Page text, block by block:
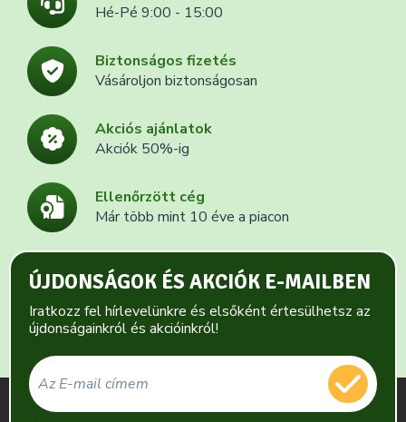
Hé-Pé 9:00 - 15:00
Biztonságos fizetés
Vásároljon biztonságosan
Akciós ajánlatok
Akciók 50%-ig
Ellenőrzött cég
Már több mint 10 éve a piacon
ÚJDONSÁGOK ÉS AKCIÓK E-MAILBEN
Iratkozz fel hírlevelünkre és elsőként értesülhetsz az
újdonságainkról és akcióinkról!